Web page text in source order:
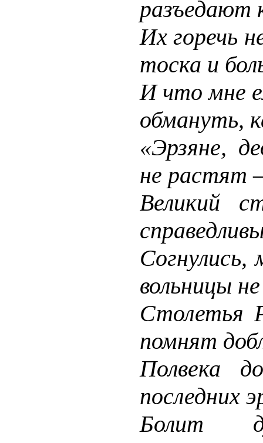
разъедают
Их горечь
тоска и
И что мне
обмануть,
«Эрзяне,
не растят
Великий
Согнулись,
вольницы
Столетья
помнят
Полвека
последних
Болит